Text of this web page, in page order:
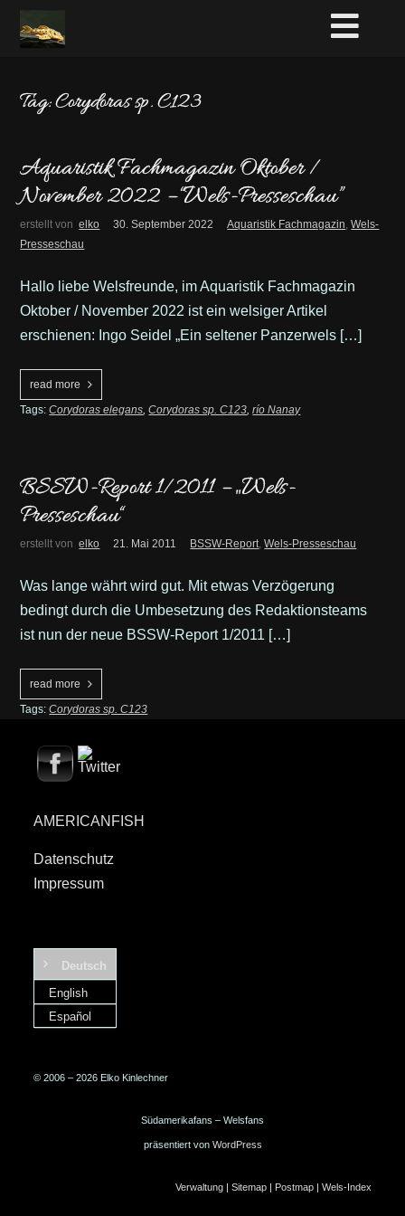
Tag: Corydoras sp. C123
Aquaristik Fachmagazin Oktober /
November 2022 – “Wels-Presseschau”
erstellt von elko 30. September 2022 Aquaristik Fachmagazin,Wels-
Presseschau
Hallo liebe Welsfreunde, im Aquaristik Fachmagazin
Oktober / November 2022 ist ein welsiger Artikel
erschienen: Ingo Seidel „Ein seltener Panzerwels […]
read more
Tags:Corydoras elegans,Corydoras sp. C123,río Nanay
BSSW-Report 1/2011 – „Wels-
Presseschau“
erstellt von elko 21. Mai 2011 BSSW-Report,Wels-Presseschau
Was lange währt wird gut. Mit etwas Verzögerung
bedingt durch die Umbesetzung des Redaktionsteams
ist nun der neue BSSW-Report 1/2011 […]
read more
Tags:Corydoras sp. C123
AMERICANFISH
Datenschutz
Impressum
Deutsch
English
Español
© 2006 – 2026 Elko Kinlechner
Südamerikafans – Welsfans
präsentiert von WordPress
Verwaltung| Sitemap| Postmap| Wels-Index